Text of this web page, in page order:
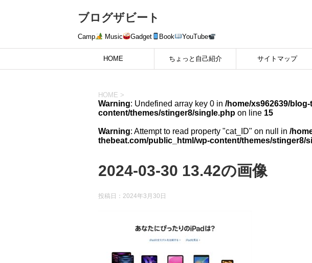
ブログザビート
Camp Music Gadget Book YouTube
HOME ちょっと自己紹介 サイトマップ
HOME >
Warning: Undefined array key 0 in /home/xs962639/
content/themes/stinger8/single.php on line 15
Warning: Attempt to read property "cat_ID" on null in /
thebeat.com/public_html/wp-content/themes/stinger8/
2024-03-30 13.42の画像
投稿日： 2024年3月30日